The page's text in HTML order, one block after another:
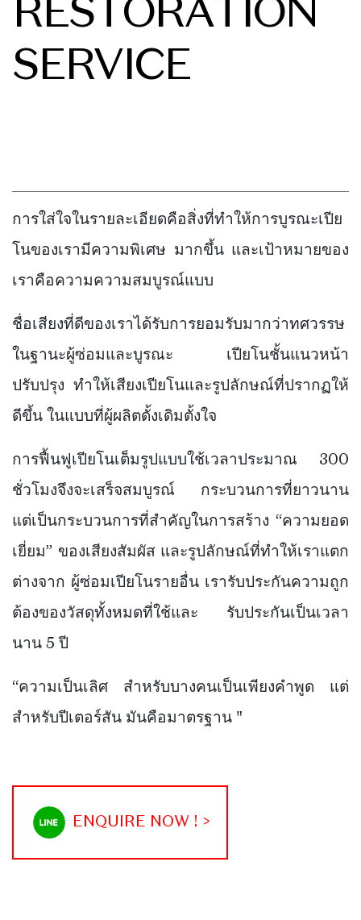
RESTORATION
SERVICE
การใส่ใจในรายละเอียดคือสิ่งที่ทำให้การบูรณะเปีย
โนของเรามีความพิเศษ มากขึ้น และเป้าหมายของ
เราคือความความสมบูรณ์แบบ
ชื่อเสียงที่ดีของเราได้รับการยอมรับมากว่าทศวรรษ
ในฐานะผู้ซ่อมและบูรณะ เปียโนชั้นแนวหน้า
ปรับปรุง ทำให้เสียงเปียโนและรูปลักษณ์ที่ปรากฏให้
ดีขึ้น ในแบบที่ผู้ผลิตดั้งเดิมตั้งใจ
การฟื้นฟูเปียโนเต็มรูปแบบใช้เวลาประมาณ 300
ชั่วโมงจึงจะเสร็จสมบูรณ์ กระบวนการที่ยาวนาน
แต่เป็นกระบวนการที่สำคัญในการสร้าง “ความยอด
เยี่ยม” ของเสียงสัมผัส และรูปลักษณ์ที่ทำให้เราแตก
ต่างจาก ผู้ซ่อมเปียโนรายอื่น เรารับประกันความถูก
ต้องของวัสดุทั้งหมดที่ใช้และ รับประกันเป็นเวลา
นาน 5 ปี
“ความเป็นเลิศ สำหรับบางคนเป็นเพียงคำพูด แต่
สำหรับปีเตอร์สัน มันคือมาตรฐาน "